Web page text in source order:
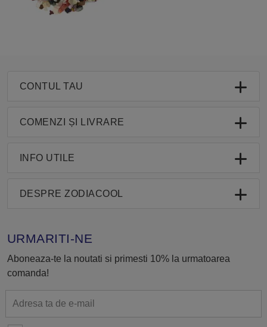
CONTUL TAU
COMENZI ȘI LIVRARE
INFO UTILE
DESPRE ZODIACOOL
URMARITI-NE
Aboneaza-te la noutati si primesti 10% la urmatoarea
comanda!